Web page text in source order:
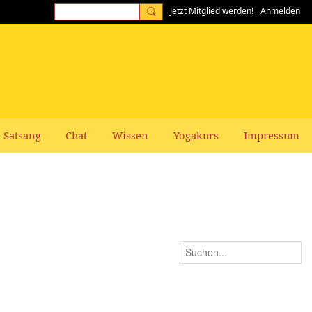
Jetzt Mitglied werden! Anmelden
Satsang Chat Wissen Yogakurs Impressum